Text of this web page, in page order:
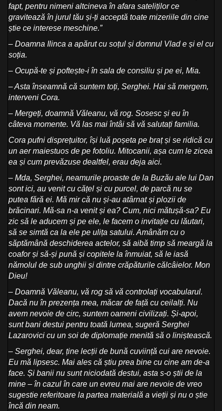
fapt, pentru nimeni altcineva în afara sateliților ce
gravitează în jurul tău și-ți acceptă toate mizeriile din cine
știe ce interese meschine.”
– Doamna Ilinca a apărut cu soțul și domnul Vlad e și el cu
soția.
– Ocupă-te și poftește-i în sala de consiliu și pe ei, Mia.
– Asta înseamnă că suntem toți, Serghei. Hai să mergem,
interveni Cora.
– Mergeți, doamnă Văleanu, vă rog. Sosesc și eu în
câteva momente. Vă las mai întâi să vă salutați familia.
Cora pufni disprețuitor, își luă poșeta pe braț și se ridică cu
un aer maiestuos de pe fotoliu. Mitocanii, așa cum le zicea
ea și cum prevăzuse dealtfel, erau deja aici.
– Mda, Serghei, neamurile proaste de la Buzău ale lui Dan
sont ici, au venit cu cățel și cu purcel, de parcă nu se
putea fără ei. Mă mir că nu și-au atârnat și plozii de
brăcinari. Mă-sa n-a venit și ea? Cum, nici mătușă-sa? Eu
zic să le aducem și pe ele, le facem o invitație cu lăutari,
să se simtă ca la ele pe ulița satului. Amânăm cu o
săptămână deschiderea actelor, să aibă timp să meargă la
coafor și să-și pună și copitele la înmuiat, să le iasă
nămolul de sub unghii și dintre crăpăturile călcâielor. Mon
Dieu!
– Doamnă Văleanu, vă rog să vă controlați vocabularul.
Dacă nu în prezența mea, măcar de față cu ceilalți. Nu
avem nevoie de circ, suntem oameni civilizați. Și-apoi,
sunt bani destui pentru toată lumea, sugeră Serghei
Lazarovici cu un soi de diplomație menită să o liniștească.
– Serghei, dear, ține lecții de bună cuviință cui are nevoie.
Eu mă lipsesc. Mai ales că știu prea bine cu cine am de-a
face. Și banii nu sunt niciodată destui, asta s-o știi de la
mine – în cazul în care un evreu mai are nevoie de vreo
sugestie referitoare la partea materială a vieții și nu o știe
încă din neam.